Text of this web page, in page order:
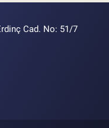
Cad. No: 51/7